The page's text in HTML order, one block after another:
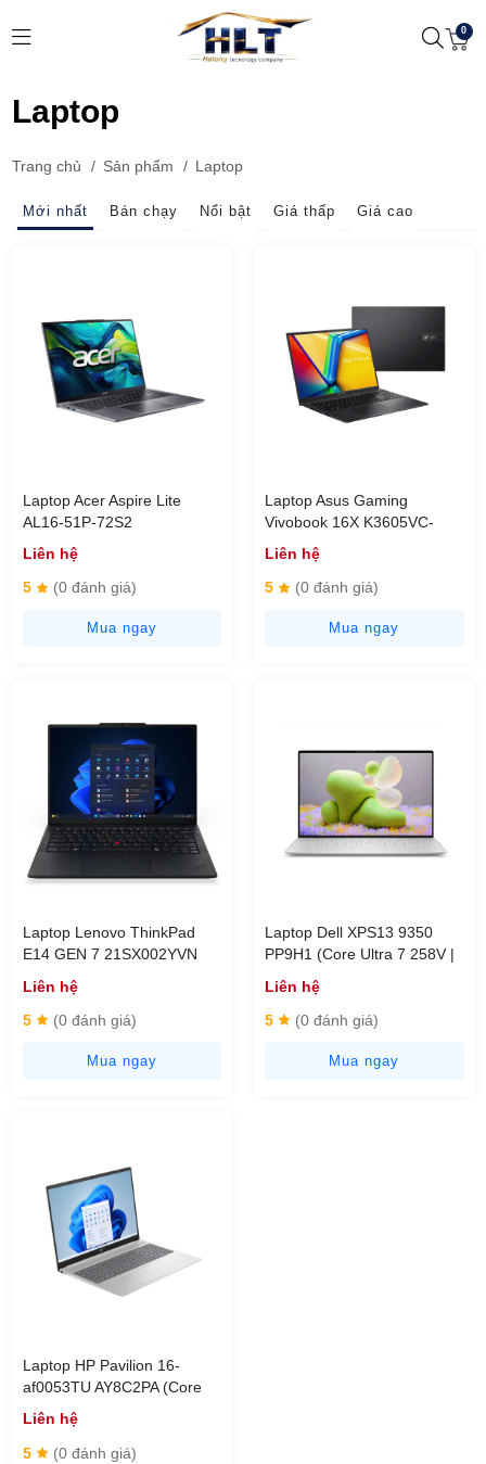
0
Laptop
Trang chủ / Sản phẩm / Laptop
Mới nhất Bán chạy Nổi bật Giá thấp Giá cao
Laptop Acer Aspire Lite
AL16-51P-72S2
NX.KX0SV.002 (Core i7-
1255U | 16GB | 512GB |
16inch FHD+ | Win 11 | Bạc)
Liên hệ
5
(0 đánh giá)
Mua ngay
Laptop Asus Gaming
Vivobook 16X K3605VC-
RP491W (i7 13620H/ 16GB/
512GB SSD/ RTX 3050
4GB/ 16 inch WUXGA/
Liên hệ
5
(0 đánh giá)
Mua ngay
Laptop Lenovo ThinkPad
E14 GEN 7 21SX002YVN
(Ultra 7 255H/ 16GB/ 512GB
SSD/ 14 inch WUXGA/
Win11/ Black/ Vỏ nhôm/ 2Y)
Liên hệ
5
(0 đánh giá)
Mua ngay
Laptop Dell XPS13 9350
PP9H1 (Core Ultra 7 258V |
32GB | 1TB | 13.4inch QHD+
Touch | Win11+Office | Xám)
Liên hệ
5
(0 đánh giá)
Mua ngay
Laptop HP Pavilion 16-
af0053TU AY8C2PA (Core
Ultra 7 155U | 16GB |
512GB | 16inch FHD | Win11
| Bạc)
Liên hệ
5
(0 đánh giá)